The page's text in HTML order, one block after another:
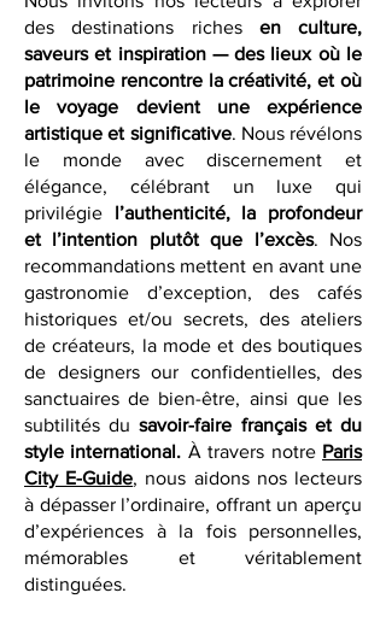
Nous invitons nos lecteurs à explorer
des destinations richesen culture,
saveurs et inspiration — des lieux où le
patrimoine rencontre la créativité, et où
le voyage devient une expérience
artistique et significative. Nous révélons
le monde avec discernement et
élégance, célébrant un luxe qui
privilégiel’authenticité, la profondeur
et l’intention plutôt que l’excès. Nos
recommandations mettent en avant une
gastronomie d’exception, des cafés
historiques et/ou secrets, des ateliers
de créateurs, la mode et des boutiques
de designers our confidentielles, des
sanctuaires de bien-être, ainsi que les
subtilités dusavoir-faire français et du
style international.À travers notreParis
City E-Guide, nous aidons nos lecteurs
à dépasser l’ordinaire, offrant un aperçu
d’expériences à la fois personnelles,
mémorables et véritablement